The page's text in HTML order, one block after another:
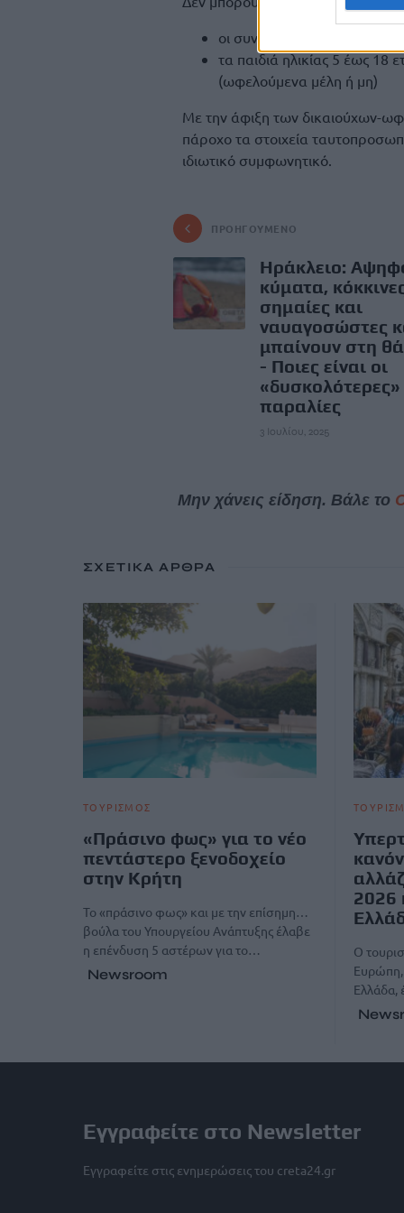
οι συνοδοί ΑμεΑ χωρίς το
τα παιδιά ηλικίας 5 έως 18
(ωφελούμενα μέλη ή μη)
Με την άφιξη των δικαιούχων-
πάροχο τα στοιχεία
ιδιωτικό συμφωνητικό.
ΠΡΟΗΓΟΎΜΕΝΟ
Ηράκλειο:
κύματα,
σημαίες και
ναυαγοσώστες
μπαίνουν στη
- Ποιες είναι οι
«δυσκολότερες»
παραλίες
3 Ιουλίου, 2025
Μην χάνεις είδηση. Βάλε το
ΣΧΕΤΙΚΆ ΆΡΘΡΑ
ΤΟΥΡΙΣΜΟΣ
«Πράσινο φως» για το νέο
πεντάστερο ξενοδοχείο
στην Κρήτη
Το «πράσινο φως» και με την επίσημη…
βούλα του Υπουργείου Ανάπτυξης έλαβε
η επένδυση 5 αστέρων για το…
Newsroom
2026
Ο
Ευρώπη,
Ελλάδα,
Εγγραφείτε στο Newsletter
Εγγραφείτε στις ενημερώσεις του creta24.gr